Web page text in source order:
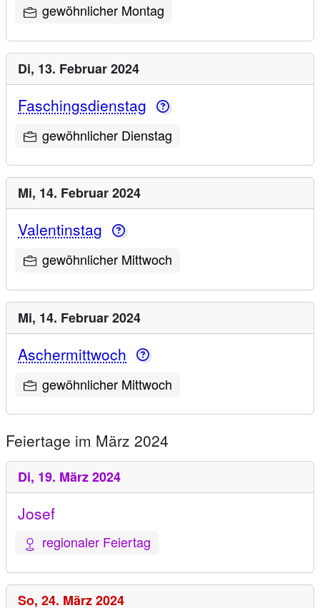
gewöhnlicher Montag
Di, 13. Februar 2024
Faschingsdienstag
gewöhnlicher Dienstag
Mi, 14. Februar 2024
Valentinstag
gewöhnlicher Mittwoch
Mi, 14. Februar 2024
Aschermittwoch
gewöhnlicher Mittwoch
Feiertage im März 2024
Di, 19. März 2024
Josef
regionaler Feiertag
So, 24. März 2024